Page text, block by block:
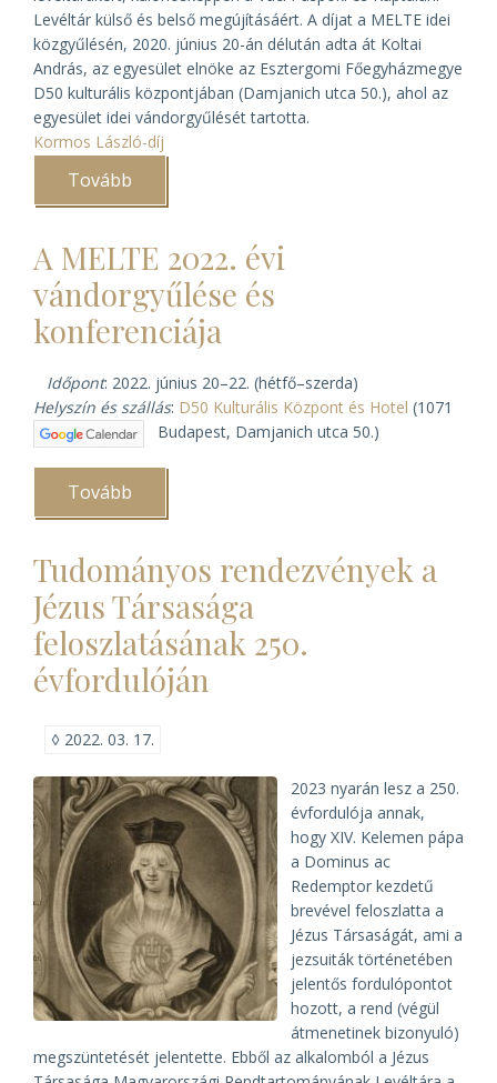
Levéltár külső és belső megújításáért. A díjat a MELTE idei
közgyűlésén, 2020. június 20-án délután adta át Koltai
András, az egyesület elnöke az Esztergomi Főegyházmegye
D50 kulturális központjában (Damjanich utca 50.), ahol az
egyesület idei vándorgyűlését tartotta.
Kormos László-díj
Tovább
díjat
Varga
Lajos
váci
segédpüspök)
A MELTE 2022. évi
vándorgyűlése és
konferenciája
Időpont: 2022. június 20–22. (hétfő–szerda)
Helyszín és szállás: D50 Kulturális Központ és Hotel (1071
Budapest, Damjanich utca 50.)
Tovább
2022.
vándorgyűlése
és
konferenciája)
Tudományos rendezvények a
Jézus Társasága
feloszlatásának 250.
évfordulóján
◊ 2022. 03. 17.
2023 nyarán lesz a 250.
évfordulója annak,
hogy XIV. Kelemen pápa
a Dominus ac
Redemptor kezdetű
brevével feloszlatta a
Jézus Társaságát, ami a
jezsuiták történetében
jelentős fordulópontot
hozott, a rend (végül
átmenetinek bizonyuló)
megszüntetését jelentette. Ebből az alkalomból a Jézus